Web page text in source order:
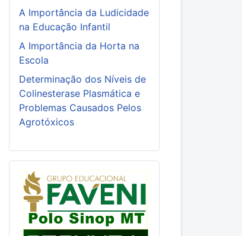
A Importância da Ludicidade
na Educação Infantil
A Importância da Horta na
Escola
Determinação dos Níveis de
Colinesterase Plasmática e
Problemas Causados Pelos
Agrotóxicos